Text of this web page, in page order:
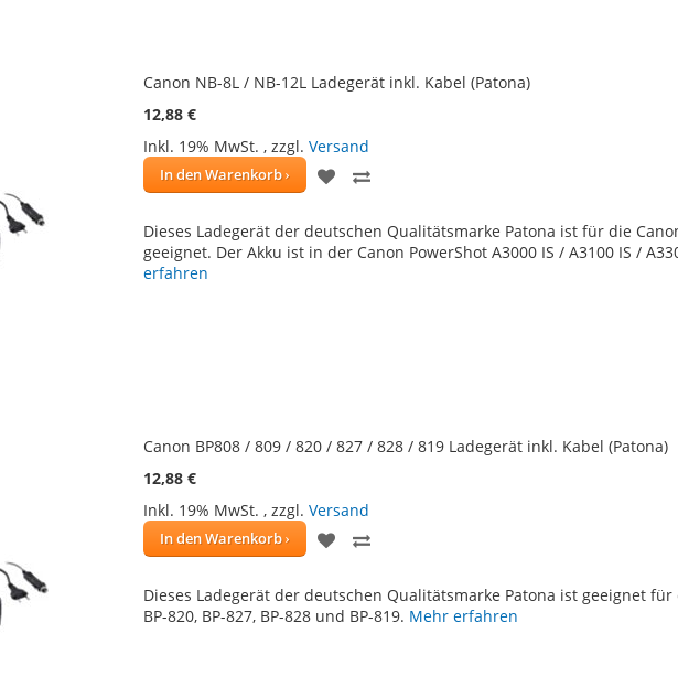
Canon NB-8L / NB-12L Ladegerät inkl. Kabel (Patona)
12,88 €
Inkl. 19% MwSt. , zzgl. Versand
In den Warenkorb
ZUR
HINZUFÜGEN
HINZUFÜGEN
Dieses Ladegerät der deutschen Qualitätsmarke Patona ist für die
geeignet. Der Akku ist in der Canon PowerShot A3000 IS / A3100 IS /
erfahren
Canon BP808 / 809 / 820 / 827 / 828 / 819 Ladegerät inkl. Kabel (Patona)
12,88 €
Inkl. 19% MwSt. , zzgl. Versand
In den Warenkorb
ZUR
HINZUFÜGEN
HINZUFÜGEN
Dieses Ladegerät der deutschen Qualitätsmarke Patona ist geeignet für
BP-820, BP-827, BP-828 und BP-819. Mehr erfahren